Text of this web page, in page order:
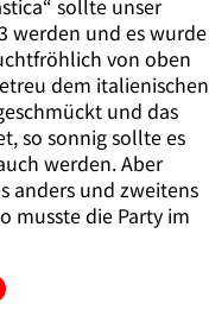
sollte unser
werden und es wurde
von oben
dem italienischen
und das
so sonnig sollte es
werden. Aber
anders und zweitens
musste die Party im